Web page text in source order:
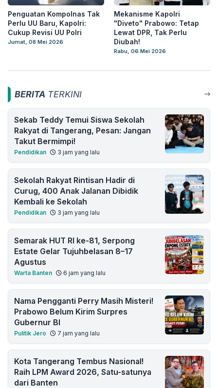
Penguatan Kompolnas Tak
Perlu UU Baru, Kapolri:
Cukup Revisi UU Polri
Jumat, 08 Mei 2026
Mekanisme Kapolri
"Diveto" Prabowo: Tetap
Lewat DPR, Tak Perlu
Diubah!
Rabu, 06 Mei 2026
BERITA TERKINI
Sekab Teddy Temui Siswa Sekolah
Rakyat di Tangerang, Pesan: Jangan
Takut Bermimpi!
Pendidikan 3 jam yang lalu
Sekolah Rakyat Rintisan Hadir di
Curug, 400 Anak Jalanan Dibidik
Kembali ke Sekolah
Pendidikan 3 jam yang lalu
Semarak HUT RI ke-81, Serpong
Estate Gelar Tujuhbelasan 8–17
Agustus
Warta Banten 6 jam yang lalu
Nama Pengganti Perry Masih Misteri!
Prabowo Belum Kirim Surpres
Gubernur BI
Pulitik Jero 7 jam yang lalu
Kota Tangerang Tembus Nasional!
Raih LPM Award 2026, Satu-satunya
dari Banten